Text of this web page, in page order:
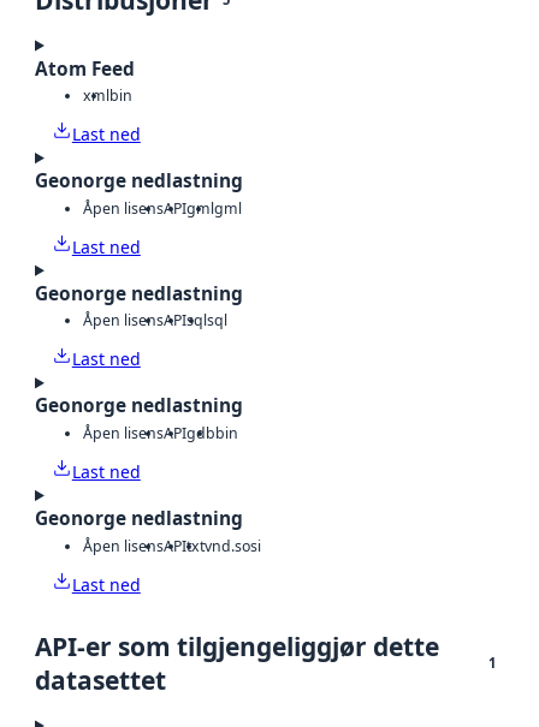
Atom Feed
xmlbin
Last ned
Geonorge nedlastning
Åpen lisensAPIgmlgml
Last ned
Geonorge nedlastning
Åpen lisensAPIsqlsql
Last ned
Geonorge nedlastning
Åpen lisensAPIgdbbin
Last ned
Geonorge nedlastning
Åpen lisensAPItxtvnd.sosi
Last ned
API-er som tilgjengeliggjør dette
datasettet
1